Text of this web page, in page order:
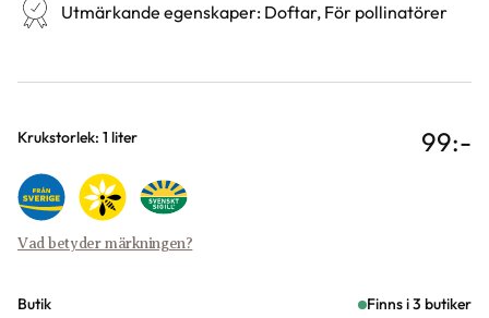
Utmärkande egenskaper: Doftar, För pollinatörer
Varianter
Krukstorlek: 1 liter
Vad betyder märkningen?
99:-
Butik Finns i 3 butiker